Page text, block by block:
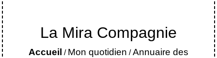
La Mira Compagnie
Accueil / Mon quotidien /Annuaire des